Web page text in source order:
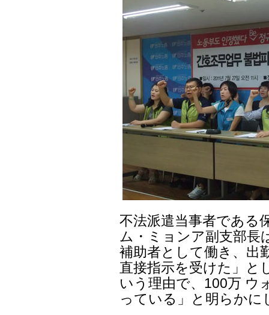
不法派遣当事者である
ム・ミョンア副支部長
補助者として働き、出
直接指示を受けた」と
いう理由で、100万 ウ
っている」と明らかに